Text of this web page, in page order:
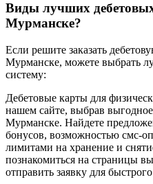
Виды лучших
Мурманске?
Если решите заказать
Мурманске, можете выбрать
систему:
Дебетовые карты для
нашем сайте, выбрав
Мурманске. Найдете
бонусов, возможностью смс-
лимитами на хранение и
познакомиться на страницы
отправить заявку для